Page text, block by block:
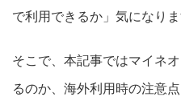
で利用できるか」気になりま
そこで、本記事ではマイネ
るのか、海外利用時の注意